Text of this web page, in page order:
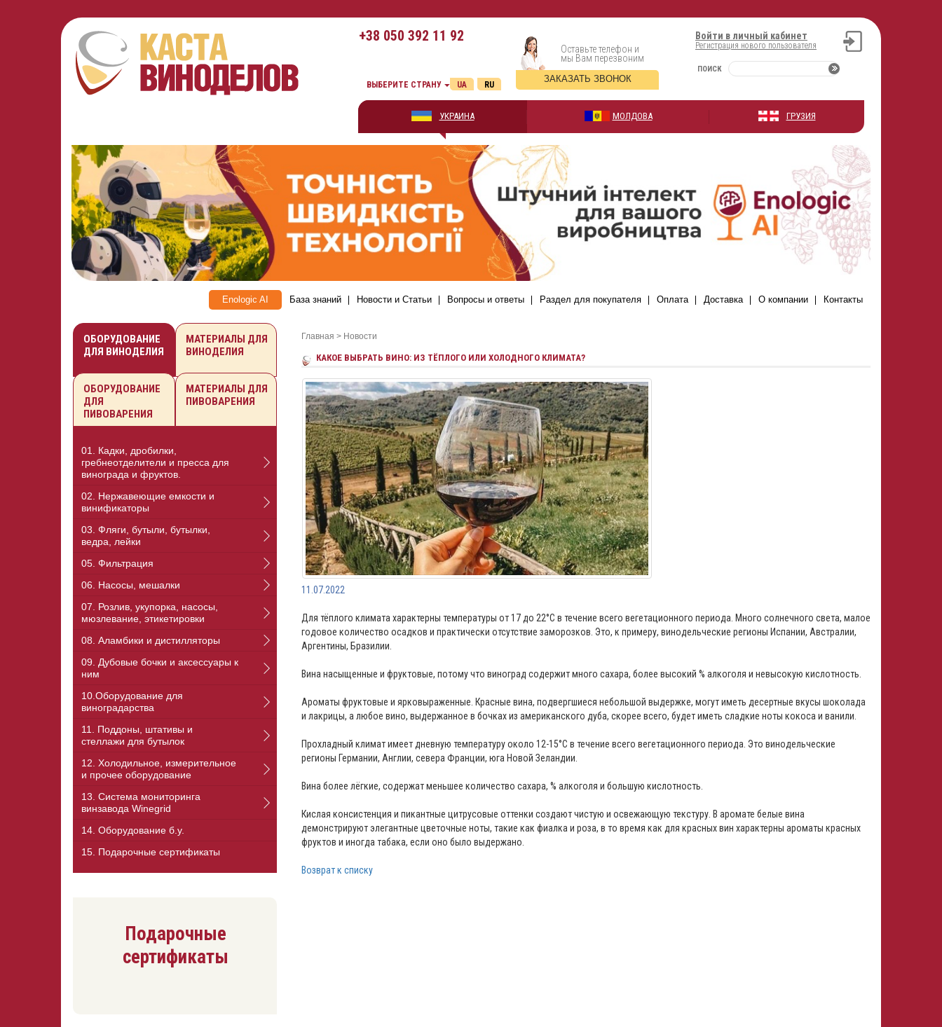
+38 050 392 11 92 Войти в личный кабинет
Регистрация нового пользователя
ПОИСК
Оставьте телефон и
мы Вам перезвоним
ЗАКАЗАТЬ ЗВОНОК
ВЫБЕРИТЕ СТРАНУ RU
UA
УКРАИНА МОЛДОВА ГРУЗИЯ
Enologic AI База знаний Новости и Статьи Вопросы и ответы Раздел для покупателя Оплата Доставка О компании Контакты
Главная > Новости
КАКОЕ ВЫБРАТЬ ВИНО: ИЗ ТЁПЛОГО ИЛИ ХОЛОДНОГО КЛИМАТА?
11.07.2022
Для тёплого климата характерны температуры от 17 до 22°С в течение всего вегетационного периода. Много солнечного света, малое
годовое количество осадков и практически отсутствие заморозков. Это, к примеру, винодельческие регионы Испании, Австралии,
Аргентины, Бразилии.
Вина насыщенные и фруктовые, потому что виноград содержит много сахара, более высокий % алкоголя и невысокую кислотность.
Ароматы фруктовые и ярковыраженные. Красные вина, подвергшиеся небольшой выдержке, могут иметь десертные вкусы шоколада
и лакрицы, а любое вино, выдержанное в бочках из американского дуба, скорее всего, будет иметь сладкие ноты кокоса и ванили.
Прохладный климат имеет дневную температуру около 12-15°C в течение всего вегетационного периода. Это винодельческие
регионы Германии, Англии, севера Франции, юга Новой Зеландии.
Вина более лёгкие, содержат меньшее количество сахара, % алкоголя и большую кислотность.
Кислая консистенция и пикантные цитрусовые оттенки создают чистую и освежающую текстуру. В аромате белые вина
демонстрируют элегантные цветочные ноты, такие как фиалка и роза, в то время как для красных вин характерны ароматы красных
фруктов и иногда табака, если оно было выдержано.
Возврат к списку
ОБОРУДОВАНИЕ
ДЛЯ ВИНОДЕЛИЯ
МАТЕРИАЛЫ ДЛЯ
ВИНОДЕЛИЯ
ОБОРУДОВАНИЕ
ДЛЯ
ПИВОВАРЕНИЯ
МАТЕРИАЛЫ ДЛЯ
ПИВОВАРЕНИЯ
01. Кадки, дробилки,
гребнеотделители и пресса для
винограда и фруктов.
02. Нержавеющие емкости и
винификаторы
03. Фляги, бутыли, бутылки,
ведра, лейки
05. Фильтрация
06. Насосы, мешалки
07. Розлив, укупорка, насосы,
мюзлевание, этикетировки
08. Аламбики и дистилляторы
09. Дубовые бочки и аксессуары к
ним
10.Оборудование для
виноградарства
11. Поддоны, штативы и
стеллажи для бутылок
12. Холодильное, измерительное
и прочее оборудование
13. Cистема мониторинга
винзавода Winegrid
14. Оборудование б.у.
15. Подарочные сертификаты
Подарочные
сертификаты